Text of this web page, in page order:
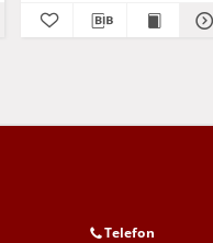
Telefon